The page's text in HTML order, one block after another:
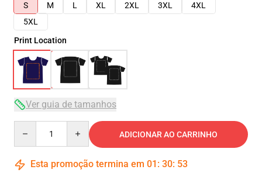
S
M L XL 2XL 3XL
4XL
5XL
Print Location
Ver guia de tamanhos
ADICIONAR AO CARRINHO
Esta promoção termina em 01 : 30: 52